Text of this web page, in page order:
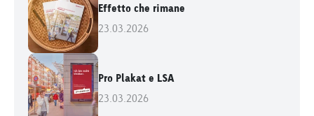
Effetto che rimane
23.03.2026
Pro Plakat e LSA
23.03.2026